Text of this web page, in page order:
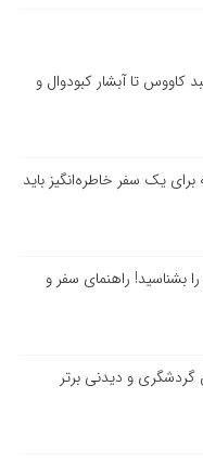
کاووس تا آبشار کبودوال و
برای یک سفر خاطره‌انگیز باید
بشناسید! راهنمای سفر و